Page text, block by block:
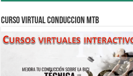
CURSO VIRTUAL CONDUCCION MTB